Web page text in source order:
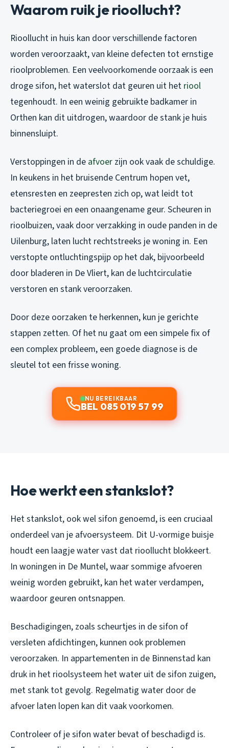
Waarom ruik je rioollucht?
Rioollucht in huis kan door verschillende factoren
worden veroorzaakt, van kleine defecten tot ernstige
rioolproblemen. Een veelvoorkomende oorzaak is een
droge sifon, het waterslot dat geuren uit het riool
tegenhoudt. In een weinig gebruikte badkamer in
Orthen kan dit uitdrogen, waardoor de stank je huis
binnensluipt.
Verstoppingen in de afvoer zijn ook vaak de schuldige.
In keukens in het bruisende Centrum hopen vet,
etensresten en zeepresten zich op, wat leidt tot
bacteriegroei en een onaangename geur. Scheuren in
rioolbuizen, vaak door verzakking in oude panden in de
Uilenburg, laten lucht rechtstreeks je woning in. Een
verstopte ontluchtingspijp op het dak, bijvoorbeeld
door bladeren in De Vliert, kan de luchtcirculatie
verstoren en stank veroorzaken.
Door deze oorzaken te herkennen, kun je gerichte
stappen zetten. Of het nu gaat om een simpele fix of
een complex probleem, een goede diagnose is de
sleutel tot een frisse woning.
NU BEREIKBAAR
BEL 085 019 57 99
Hoe werkt een stankslot?
Het stankslot, ook wel sifon genoemd, is een cruciaal
onderdeel van je afvoersysteem. Dit U-vormige buisje
houdt een laagje water vast dat rioollucht blokkeert.
In woningen in De Muntel, waar sommige afvoeren
weinig worden gebruikt, kan het water verdampen,
waardoor geuren ontsnappen.
Beschadigingen, zoals scheurtjes in de sifon of
versleten afdichtingen, kunnen ook problemen
veroorzaken. In appartementen in de Binnenstad kan
druk in het rioolsysteem het water uit de sifon zuigen,
met stank tot gevolg. Regelmatig water door de
afvoer laten lopen kan dit vaak voorkomen.
Controleer of je sifon water bevat of beschadigd is.